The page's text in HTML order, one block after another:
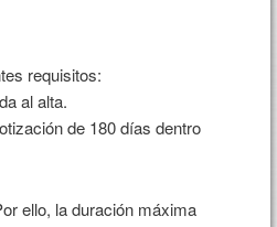
requisitos:
al alta.
de 180 días dentro
ello, la duración máxima